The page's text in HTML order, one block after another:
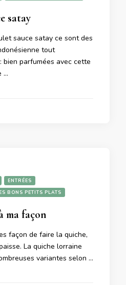
satay
sauce satay ce sont des
tout
bien parfumées avec cette
…
ENTRÉES
BONS PETITS PLATS
ma façon
façon de faire la quiche,
La quiche lorraine
variantes selon …